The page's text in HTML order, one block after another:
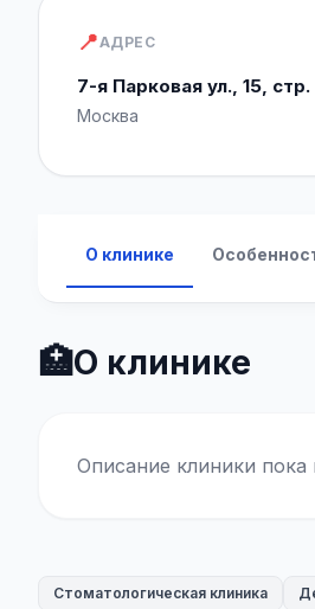
📍АДРЕС
7-я Парковая ул., 15, стр.
Москва
О клинике
🏥О клинике
Описание клиники пока
Стоматологическая клиника